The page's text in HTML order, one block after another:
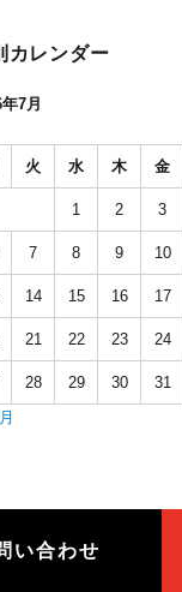
カレンダー
7月
火 水 木 金
1 2 3
7 8 9 10
14 15 16 17
21 22 23 24
28 29 30
31
い合わせ